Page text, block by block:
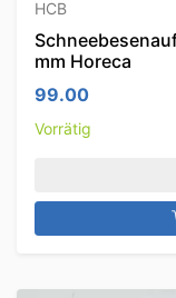
HCB
mm Horeca
99.00
Vorrätig